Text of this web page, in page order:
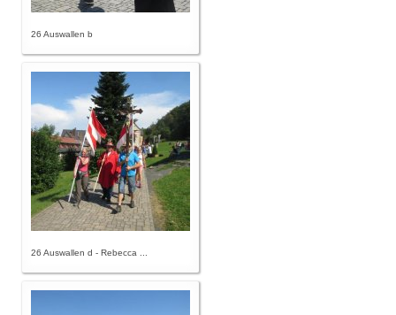
26 Auswallen b
26 Auswallen d - Rebecca ...